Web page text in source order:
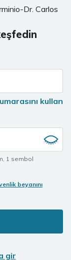
Dr. Carlos
kullan
, 1 sembol
beyanını
gir